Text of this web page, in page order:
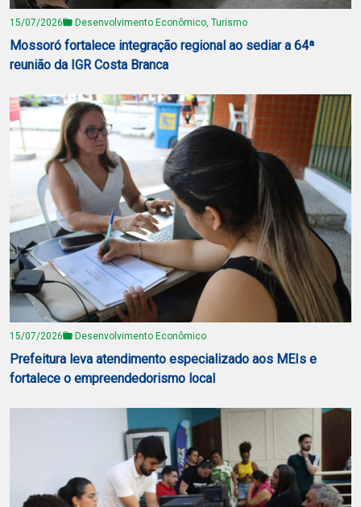
15/07/2026 Desenvolvimento Econômico, Turismo
Mossoró fortalece integração regional ao sediar a 64ª
reunião da IGR Costa Branca
15/07/2026 Desenvolvimento Econômico
Prefeitura leva atendimento especializado aos MEIs e
fortalece o empreendedorismo local